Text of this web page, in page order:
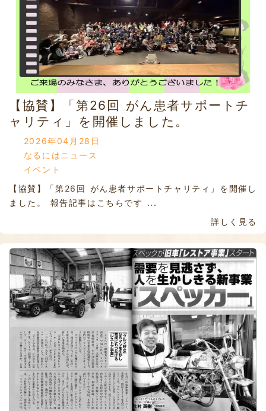
【協賛】「第26回 がん患者サポートチ
ャリティ」を開催しました。
2026年04月28日
なるにはニュース
イベント
【協賛】「第26回 がん患者サポートチャリティ」を開催し
ました。 報告記事はこちらです ...
詳しく見る